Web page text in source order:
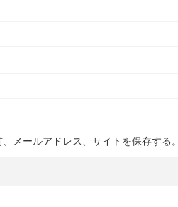
メールアドレス、サイトを保存する。